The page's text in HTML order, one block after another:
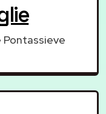
Pontassieve